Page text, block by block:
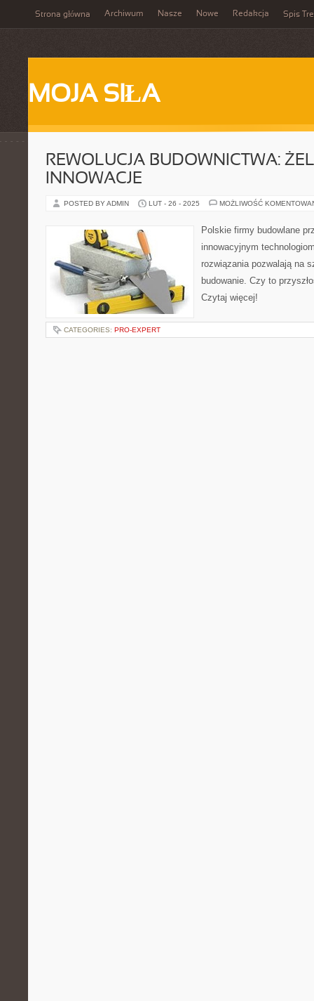
Strona główna Archiwum Nasze Nowe Redakcja Spis
MOJA SIŁA
REWOLUCJA BUDOWNICTWA:
INNOWACJE
POSTED BY ADMIN LUT - 26 - 2025 MOŻLIWOŚĆ
Polskie firmy budowlane
innowacyjnym
rozwiązania pozwalają na
budowanie. Czy to
Czytaj więcej!
CATEGORIES: PRO-EXPERT